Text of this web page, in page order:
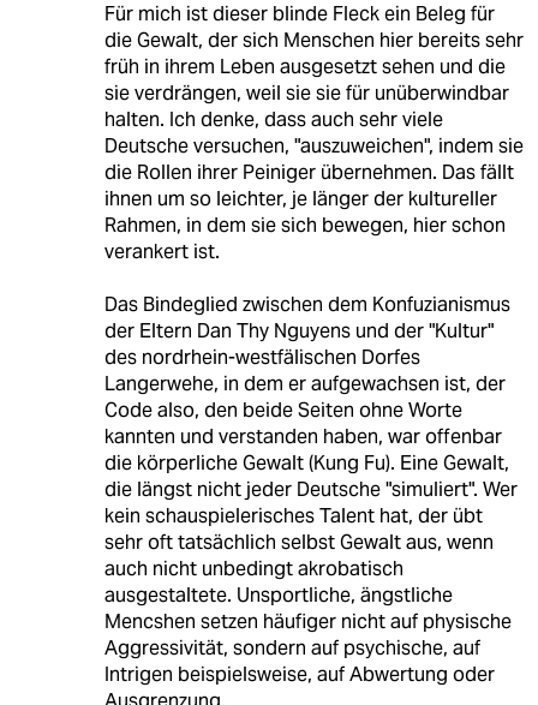
Für mich ist dieser blinde Fleck ein Beleg für
die Gewalt, der sich Menschen hier bereits sehr
früh in ihrem Leben ausgesetzt sehen und die
sie verdrängen, weil sie sie für unüberwindbar
halten. Ich denke, dass auch sehr viele
Deutsche versuchen, "auszuweichen", indem sie
die Rollen ihrer Peiniger übernehmen. Das fällt
ihnen um so leichter, je länger der kultureller
Rahmen, in dem sie sich bewegen, hier schon
verankert ist.
Das Bindeglied zwischen dem Konfuzianismus
der Eltern Dan Thy Nguyens und der "Kultur"
des nordrhein-westfälischen Dorfes
Langerwehe, in dem er aufgewachsen ist, der
Code also, den beide Seiten ohne Worte
kannten und verstanden haben, war offenbar
die körperliche Gewalt (Kung Fu). Eine Gewalt,
die längst nicht jeder Deutsche "simuliert". Wer
kein schauspielerisches Talent hat, der übt
sehr oft tatsächlich selbst Gewalt aus, wenn
auch nicht unbedingt akrobatisch
ausgestaltete. Unsportliche, ängstliche
Mencshen setzen häufiger nicht auf physische
Aggressivität, sondern auf psychische, auf
Intrigen beispielsweise, auf Abwertung oder